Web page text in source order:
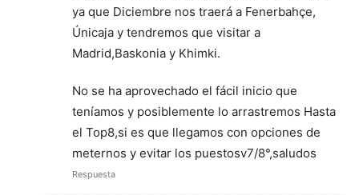
ya que Diciembre nos traerá a Fenerbahçe,
Únicaja y tendremos que visitar a
Madrid,Baskonia y Khimki.
No se ha aprovechado el fácil inicio que
teníamos y posiblemente lo arrastremos Hasta
el Top8,si es que llegamos con opciones de
meternos y evitar los puestosv7/8°,saludos
Respuesta